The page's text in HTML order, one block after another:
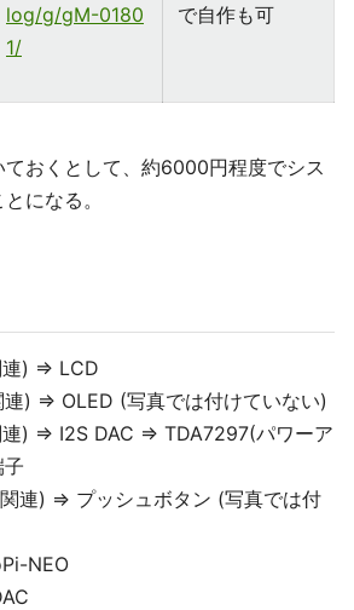
log/g/gM-0180
1/
で自作も可
ておくとして、約6000円程度でシス
になる。
連) ⇒ LCD
) ⇒ OLED (写真では付けていない)
) ⇒ I2S DAC ⇒ TDA7297(パワーア
連) ⇒ プッシュボタン (写真では付
NEO